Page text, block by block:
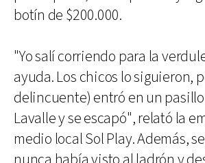
botín de $200.000.
"Yo salí corriendo para la
ayuda. Los chicos lo siguieron,
delincuente) entró en un
Lavalle y se escapó", relató la
medio local Sol Play. Además,